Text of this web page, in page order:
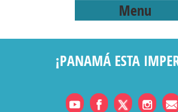
Menu
¡PANAMÁ ESTA